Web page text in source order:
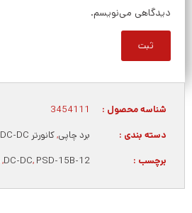
دیدگاهی می‌نویسم.
شناسه محصول :
3454111
دسته بندی :
برد چاپی,کانورتر DC-DC
برچسب :
DC-DC, PSD-15B-12
,